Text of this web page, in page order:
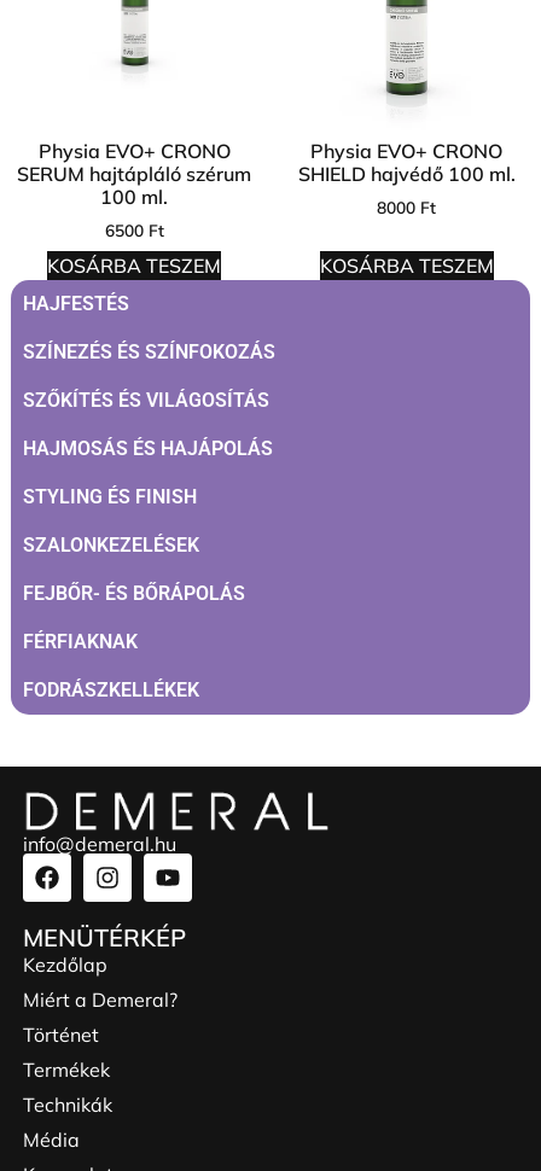
HAJFESTÉS
SZÍNEZÉS ÉS SZÍNFOKOZÁS
SZŐKÍTÉS ÉS VILÁGOSÍTÁS
HAJMOSÁS ÉS HAJÁPOLÁS
STYLING ÉS FINISH
SZALONKEZELÉSEK
FEJBŐR- ÉS BŐRÁPOLÁS
FÉRFIAKNAK
FODRÁSZKELLÉKEK
Physia EVO+ CRONO
SERUM hajtápláló szérum
100 ml.
6500 Ft
KOSÁRBA TESZEM
Physia EVO+ CRONO
SHIELD hajvédő 100 ml.
8000 Ft
KOSÁRBA TESZEM
info@demeral.hu
MENÜTÉRKÉP
Kezdőlap
Miért a Demeral?
Történet
Termékek
Technikák
Média